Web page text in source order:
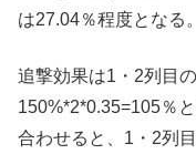
は27.04％程度となる。
追撃効果は1・2列目
150%*2*0.35=105％
合わせると、1・2列